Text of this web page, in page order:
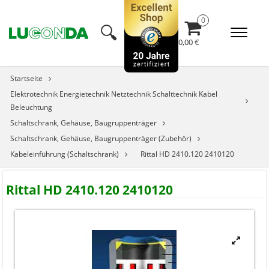
🔍︎ 0,00 €
Startseite
Elektrotechnik Energietechnik Netztechnik Schalttechnik Kabel
Beleuchtung
Schaltschrank, Gehäuse, Baugruppenträger
Schaltschrank, Gehäuse, Baugruppenträger (Zubehör)
Kabeleinführung (Schaltschrank)
Rittal HD 2410.120 2410120
Rittal HD 2410.120 2410120
